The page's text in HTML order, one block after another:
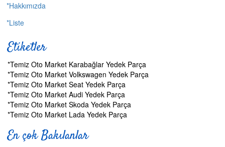
*Hakkımızda
*Liste
Etiketler
*Temiz Oto Market Karabağlar Yedek Parça
*Temiz Oto Market Volkswagen Yedek Parça
*Temiz Oto Market Seat Yedek Parça
*Temiz Oto Market Audi Yedek Parça
*Temiz Oto Market Skoda Yedek Parça
*Temiz Oto Market Lada Yedek Parça
En çok Bakılanlar